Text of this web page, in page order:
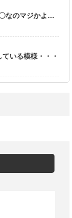
なのマジかよ…
いる模様・・・